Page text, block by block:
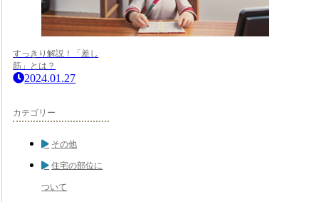
すっきり解説！「差し
筋」とは？
2024.01.27
カテゴリー
その他
住宅の部位に
ついて